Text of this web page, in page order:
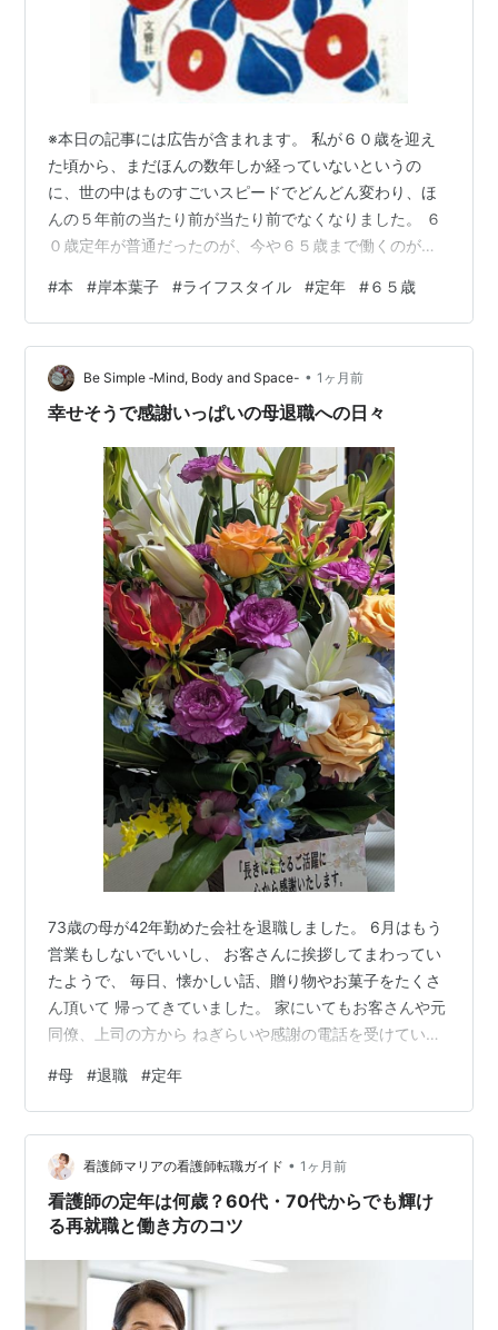
※本日の記事には広告が含まれます。 私が６０歳を迎え
た頃から、まだほんの数年しか経っていないというの
に、世の中はものすごいスピードでどんどん変わり、ほ
んの５年前の当たり前が当たり前でなくなりました。 ６
０歳定年が普通だったのが、今や６５歳まで働くのが主
員として変わりなく働き続けられる企業も現れ始めた今
日この頃。７０歳を越えても、パートやアルバイトで働
くことも普通になりつつあります。 私が今６０歳を迎え
ていたとしたら、何の迷いもなく当然のように再雇用の
道を歩んでいたのだろうか…。 わたしの場合は、６０歳
#本 #岸本葉子 #ライフスタイル #定年 #６５歳
Be Simple ‐Mind, Body and Space- • 1ヶ月前
幸せそうで感謝いっぱいの母退職への日々
73歳の母が42年勤めた会社を退職しました。 6月はもう
営業もしないでいいし、 お客さんに挨拶してまわってい
たようで、 毎日、懐かしい話、贈り物やお菓子をたくさ
ん頂いて 帰ってきていました。 家にいてもお客さんや元
同僚、上司の方から ねぎらいや感謝の電話を受けている
の人なので、 敬遠もされたと思うけれど、好かれる人に
は とことん信頼や好感を持って頂いてたようです。 手紙
もたくさん頂いてて、 40年前からのお付き合いの会社社
長のお客さまが、 ずっと変わらない母の在り方を褒めて
下さってました。 みなさんの書いて下さってる嬉しいエ
ピソードは、 私の…
#母 #退職 #定年
看護師マリアの看護師転職ガイド • 1ヶ月前
看護師の定年は何歳？60代・70代からでも輝け
る再就職と働き方のコツ